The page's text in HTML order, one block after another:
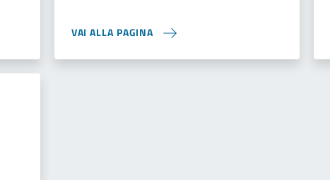
VAI ALLA PAGINA